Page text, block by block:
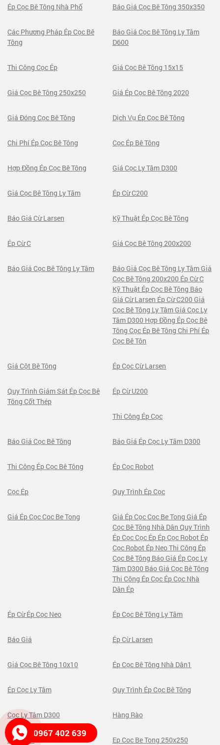
Ép Cọc Bê Tông Nhà Phố Báo Giá Cọc Bê Tông 350x350
Các Phương Pháp Ép Cọc Bê
Tông
Báo Giá Cọc Bê Tông Ly Tâm
D600
Thi Công Cọc Ép Giá Cọc Bê Tông 15x15
Giá Cọc Bê Tông 250x250 Giá Ép Cọc Bê Tông 2020
Giá Đóng Cọc Bê Tông Dịch Vụ Ép Cọc Bê Tông
Chi Phí Ép Cọc Bê Tông Cọc Ép Bê Tông
Hợp Đồng Ép Cọc Bê Tông Giá Cọc Ly Tâm D300
Giá Cọc Bê Tông Ly Tâm Ép Cừ C200
Báo Giá Cừ Larsen Kỹ Thuật Ép Cọc Bê Tông
Ép Cừ C Giá Cọc Bê Tông 200x200
Báo Giá Cọc Bê Tông Ly Tâm
Báo Giá Cọc Bê Tông Ly Tâm Giá
Cọc Bê Tông 200x200 Ép Cừ C
Kỹ Thuật Ép Cọc Bê Tông Báo
Giá Cừ Larsen Ép Cừ C200 Giá
Cọc Bê Tông Ly Tâm Giá Cọc Ly
Tâm D300 Hợp Đồng Ép Cọc Bê
Tông Cọc Ép Bê Tông Chi Phí Ép
Cọc Bê Tôn
Giá Cột Bê Tông Ép Cọc Cừ Larsen
Quy Trình Giám Sát Ép Cọc Bê
Tông Cốt Thép
Ép Cừ U200
Thi Công Ép Cọc
Báo Giá Cọc Bê Tông Báo Giá Ép Cọc Ly Tâm D300
Thi Công Ép Cọc Bê Tông Ép Cọc Robot
Cọc Ép Quy Trình Ép Cọc
Giá Ép Cọc Coc Be Tong
Giá Ép Cọc Coc Be Tong Giá Ép
Cọc Bê Tông Nhà Dân Quy Trình
Ép Cọc Cọc Ép Ép Cọc Robot Ép
Cọc Robot Ép Neo Thi Công Ép
Cọc Bê Tông Báo Giá Ép Cọc Ly
Tâm D300 Báo Giá Cọc Bê Tông
Thi Công Ép Cọc Ép Cọc Nhà
Dân Ép
Ép Cừ Ép Cọc Neo Ép Cọc Bê Tông Ly Tâm
Báo Giá Ép Cừ Larsen
Giá Cọc Bê Tông 10x10 Ép Cọc Bê Tông Nhà Dân1
Ép Cọc Ly Tâm Quy Trình Ép Cọc Bê Tông
Cọc Ly Tâm D300 Hàng Rào
250x250 Ep Coc Be Tong 250x250
0967 402 639